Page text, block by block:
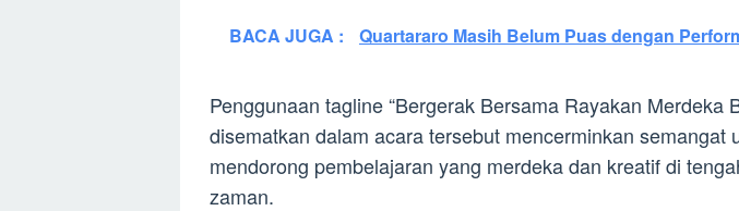
BACA JUGA : Quartararo Masih Belum Puas dengan
Penggunaan tagline “Bergerak Bersama Rayakan Merdeka
disematkan dalam acara tersebut mencerminkan semangat
mendorong pembelajaran yang merdeka dan kreatif di
zaman.